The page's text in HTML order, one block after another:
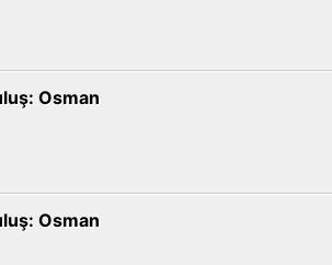
Osman
Osman